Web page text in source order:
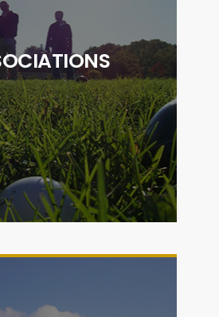
du territoire Cœur de
très riche avec près de 180
œuvrent pour offrir à la
animations sportives,
musicales..."
DÉCOUVRIR